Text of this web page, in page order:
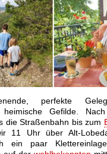
perfekte
heimische Gefilde.
die Straßenbahn bis zum
11 Uhr über Alt-
ein paar